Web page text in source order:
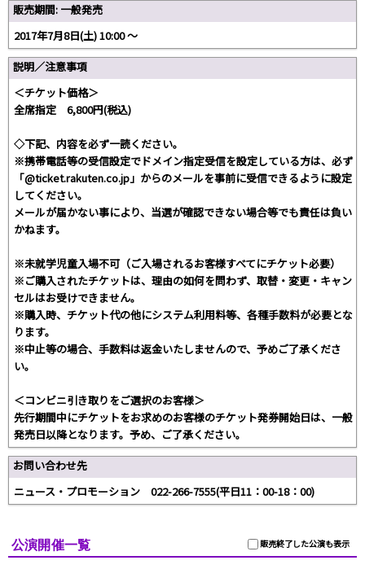
販売期間: 一般発売
2017年7月8日(土) 10:00 〜
説明／注意事項
＜チケット価格＞
全席指定 6,800円(税込)
◇下記、内容を必ず一読ください。
※携帯電話等の受信設定でドメイン指定受信を設定している方は、必ず
「@ticket.rakuten.co.jp」からのメールを事前に受信できるように設定
してください。
メールが届かない事により、当選が確認できない場合等でも責任は負い
かねます。
※未就学児童入場不可（ご入場されるお客様すべてにチケット必要）
※ご購入されたチケットは、理由の如何を問わず、取替・変更・キャン
セルはお受けできません。
※購入時、チケット代の他にシステム利用料等、各種手数料が必要とな
ります。
※中止等の場合、手数料は返金いたしませんので、予めご了承くださ
い。
＜コンビニ引き取りをご選択のお客様＞
先行期間中にチケットをお求めのお客様のチケット発券開始日は、一般
発売日以降となります。予め、ご了承ください。
お問い合わせ先
ニュース・プロモーション 022-266-7555(平日11：00-18：00)
販売終了した公演も表示
公演開催一覧